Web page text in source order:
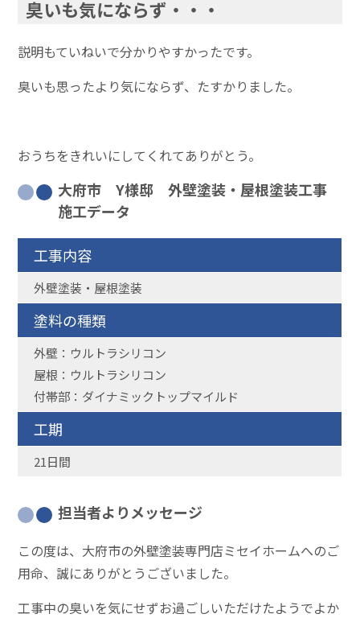
臭いも気にならず・・・
説明もていねいで分かりやすかったです。
臭いも思ったより気にならず、たすかりました。
おうちをきれいにしてくれてありがとう。
大府市 Y様邸 外壁塗装・屋根塗装工事
施工データ
工事内容
外壁塗装・屋根塗装
塗料の種類
外壁：ウルトラシリコン
屋根：ウルトラシリコン
付帯部：ダイナミックトップマイルド
工期
21日間
担当者よりメッセージ
この度は、大府市の外壁塗装専門店ミセイホームへのご
用命、誠にありがとうございました。
工事中の臭いを気にせずお過ごしいただけたようでよか